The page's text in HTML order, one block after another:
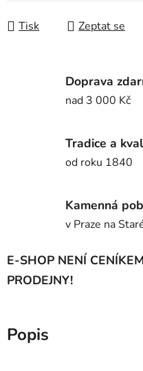
Tisk
Zeptat se
Doprava
nad 3 000 Kč
Tradice a
od roku 1840
Kamenná
v Praze na
E-SHOP NENÍ
PRODEJNY!
Popis